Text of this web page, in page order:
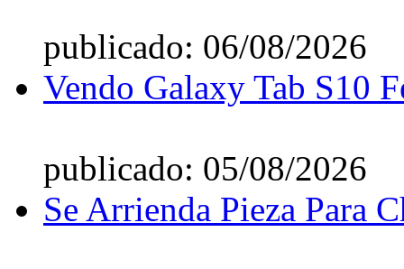
publicado: 06/08/2026
Vendo Galaxy Tab S10
publicado: 05/08/2026
Se Arrienda Pieza Para